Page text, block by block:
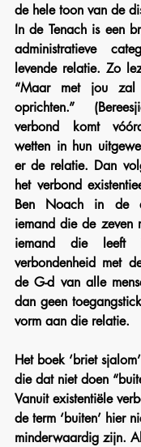
de hele toon van de
In de Tenach is een
administratieve
levende relatie. Zo
“Maar met jou
oprichten.”
verbond komt
wetten in hun
er de relatie. Dan
het verbond
Ben Noach in de
iemand die de zeven
iemand die leeft
verbondenheid met
de G-d van alle
dan geen
vorm aan die relatie.
Het boek ‘briet
die dat niet doen
Vanuit existentiële
de term ‘buiten’ hier
minderwaardig zijn.